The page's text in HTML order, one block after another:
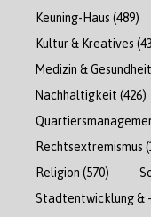
Keuning-Haus (489)
Kultur & Kreatives
Medizin & Gesundheit
Nachhaltigkeit (426)
Rechtsextremismus
Religion (570)
Stadtentwicklung &